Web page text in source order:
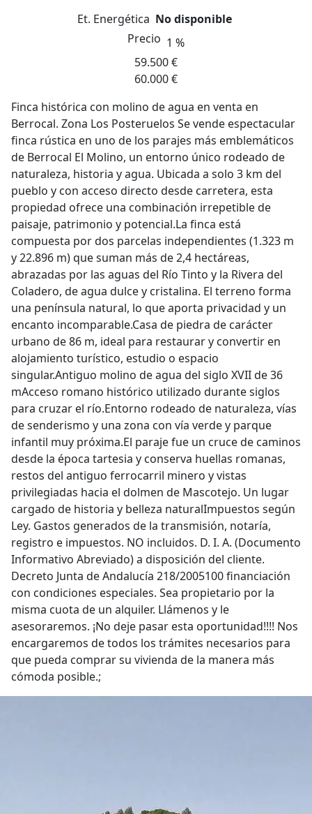
Et. Energética No disponible
Precio 1 %
59.500 €
60.000 €
Finca histórica con molino de agua en venta en
Berrocal. Zona Los Posteruelos Se vende espectacular
finca rústica en uno de los parajes más emblemáticos
de Berrocal El Molino, un entorno único rodeado de
naturaleza, historia y agua. Ubicada a solo 3 km del
pueblo y con acceso directo desde carretera, esta
propiedad ofrece una combinación irrepetible de
paisaje, patrimonio y potencial.La finca está
compuesta por dos parcelas independientes (1.323 m
y 22.896 m) que suman más de 2,4 hectáreas,
abrazadas por las aguas del Río Tinto y la Rivera del
Coladero, de agua dulce y cristalina. El terreno forma
una península natural, lo que aporta privacidad y un
encanto incomparable.Casa de piedra de carácter
urbano de 86 m, ideal para restaurar y convertir en
alojamiento turístico, estudio o espacio
singular.Antiguo molino de agua del siglo XVII de 36
mAcceso romano histórico utilizado durante siglos
para cruzar el río.Entorno rodeado de naturaleza, vías
de senderismo y una zona con vía verde y parque
infantil muy próxima.El paraje fue un cruce de caminos
desde la época tartesia y conserva huellas romanas,
restos del antiguo ferrocarril minero y vistas
privilegiadas hacia el dolmen de Mascotejo. Un lugar
cargado de historia y belleza naturalImpuestos según
Ley. Gastos generados de la transmisión, notaría,
registro e impuestos. NO incluidos. D. I. A. (Documento
Informativo Abreviado) a disposición del cliente.
Decreto Junta de Andalucía 218/2005100 financiación
con condiciones especiales. Sea propietario por la
misma cuota de un alquiler. Llámenos y le
asesoraremos. ¡No deje pasar esta oportunidad!!!! Nos
encargaremos de todos los trámites necesarios para
que pueda comprar su vivienda de la manera más
cómoda posible.;